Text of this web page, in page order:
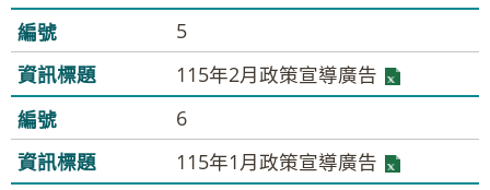
5
115年2月政策宣導廣告
6
115年1月政策宣導廣告